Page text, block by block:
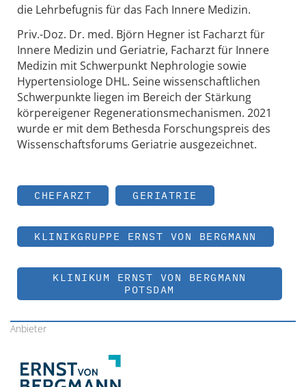
die Lehrbefugnis für das Fach Innere Medizin.
Priv.-Doz. Dr. med. Björn Hegner ist Facharzt für
Innere Medizin und Geriatrie, Facharzt für Innere
Medizin mit Schwerpunkt Nephrologie sowie
Hypertensiologe DHL. Seine wissenschaftlichen
Schwerpunkte liegen im Bereich der Stärkung
körpereigener Regenerationsmechanismen. 2021
wurde er mit dem Bethesda Forschungspreis des
Wissenschaftsforums Geriatrie ausgezeichnet.
CHEFARZT GERIATRIE
KLINIKGRUPPE ERNST VON BERGMANN
KLINIKUM ERNST VON BERGMANN
POTSDAM
Anbieter